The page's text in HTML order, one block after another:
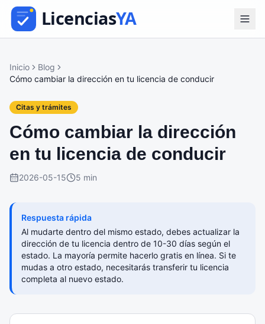
Inicio
Blog
Cómo cambiar la dirección en tu licencia de conducir
Citas y trámites
Cómo cambiar la dirección
en tu licencia de conducir
2026-05-15 5 min
Respuesta rápida
Al mudarte dentro del mismo estado, debes actualizar la
dirección de tu licencia dentro de 10-30 días según el
estado. La mayoría permite hacerlo gratis en línea. Si te
mudas a otro estado, necesitarás transferir tu licencia
completa al nuevo estado.